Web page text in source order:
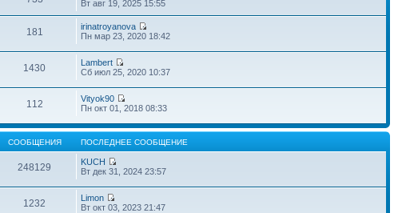
Вт авг 19, 2025 15:55
181
irinatroyanova
Пн мар 23, 2020 18:42
1430
Lambert
Сб июл 25, 2020 10:37
112
Vityok90
Пн окт 01, 2018 08:33
СООБЩЕНИЯ ПОСЛЕДНЕЕ СООБЩЕНИЕ
248129
KUCH
Вт дек 31, 2024 23:57
1232
Limon
Вт окт 03, 2023 21:47